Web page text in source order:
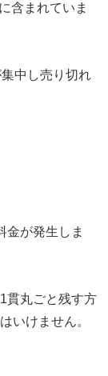
含まれていま
中し売り切れ
金が発生しま
貫丸ごと残す方
いけません。